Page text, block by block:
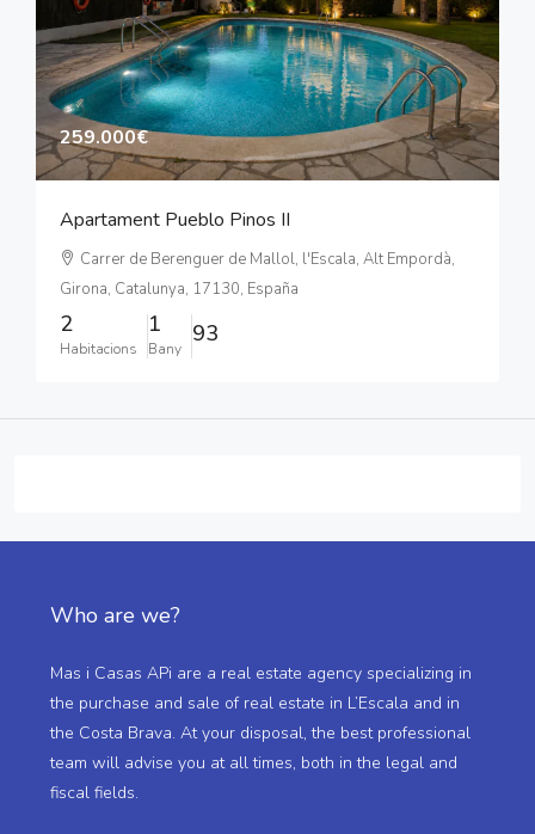
259.000€
Apartament Pueblo Pinos II
Carrer de Berenguer de Mallol, l'Escala, Alt Empordà,
Girona, Catalunya, 17130, España
2
Habitacions
1
Bany
93
Who are we?
Mas i Casas APi are a real estate agency specializing in
the purchase and sale of real estate in L’Escala and in
the Costa Brava. At your disposal, the best professional
team will advise you at all times, both in the legal and
fiscal fields.